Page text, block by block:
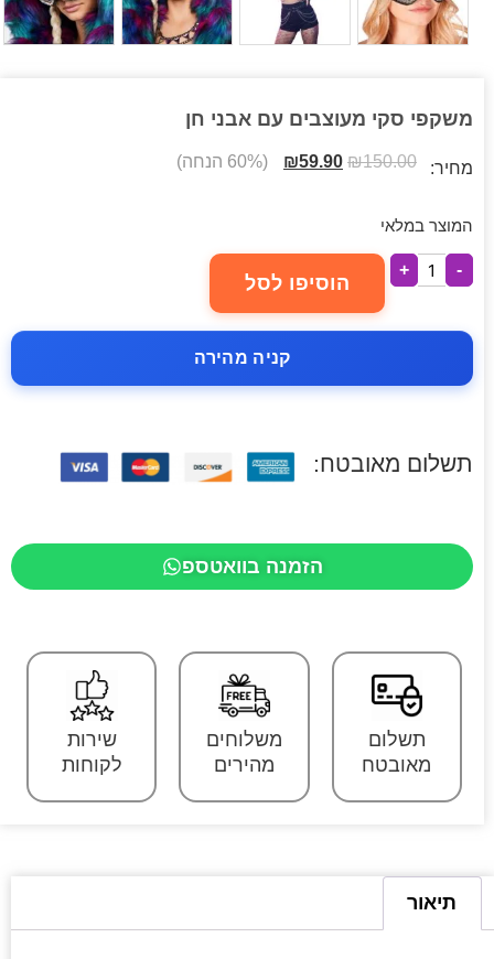
משקפי סקי מעוצבים עם אבני חן
מחיר: ₪150.00
₪59.90 (60% הנחה)
המוצר במלאי
-
+
הוסיפו לסל
קניה מהירה
תשלום מאובטח:
הזמנה בוואטספ
תשלום
מאובטח
משלוחים
מהירים
שירות
לקוחות
תיאור